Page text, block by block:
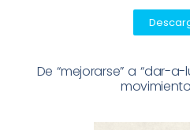
De “mejorarse” a “dar-